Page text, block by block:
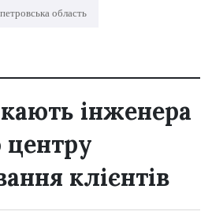
область
інженера
центру
клієнтів